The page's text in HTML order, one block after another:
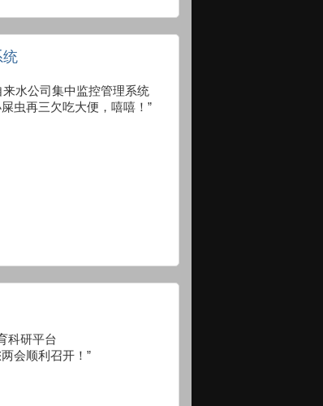
统
水公司集中监控管理系统
虫再三欠吃大便，嘻嘻！”
科研平台
会顺利召开！”